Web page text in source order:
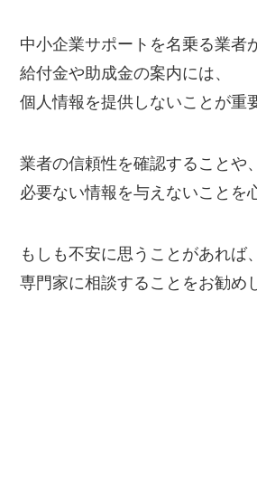
中小企業サポートを名乗る業者
給付金や助成金の案内には、
個人情報を提供しないことが重
業者の信頼性を確認することや、
必要ない情報を与えないことを
もしも不安に思うことがあれば、
専門家に相談することをお勧め